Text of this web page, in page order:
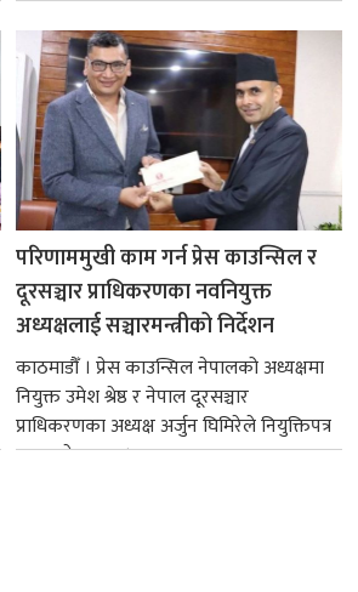
परिणाममुखी काम गर्न प्रेस काउन्सिल र
दूरसञ्चार प्राधिकरणका नवनियुक्त
अध्यक्षलाई सञ्चारमन्त्रीको निर्देशन
काठमाडौँ । प्रेस काउन्सिल नेपालको अध्यक्षमा
नियुक्त उमेश श्रेष्ठ र नेपाल दूरसञ्चार
प्राधिकरणका अध्यक्ष अर्जुन घिमिरेले नियुक्तिपत्र
ग्रहण गरेका छन्।...